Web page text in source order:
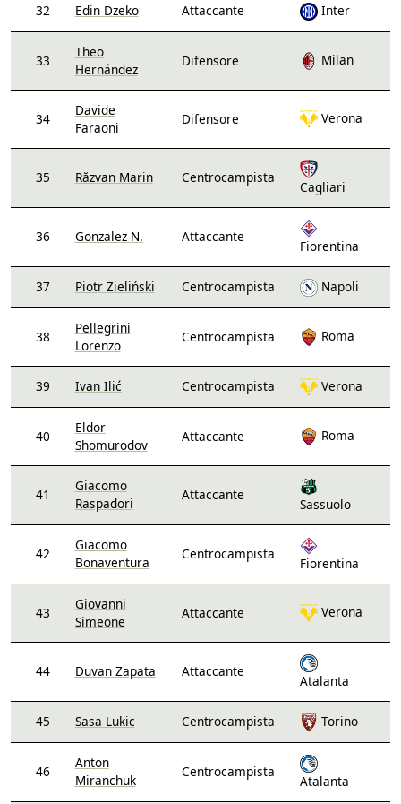
32 Edin Dzeko Attaccante Inter
33
Theo
Hernández
Difensore Milan
34
Davide
Faraoni
Difensore Verona
35 Răzvan Marin Centrocampista
Cagliari
36 Gonzalez N. Attaccante
Fiorentina
37 Piotr Zieliński Centrocampista Napoli
38
Pellegrini
Lorenzo
Centrocampista Roma
39 Ivan Ilić Centrocampista Verona
40
Eldor
Shomurodov
Attaccante Roma
41
Giacomo
Raspadori
Attaccante
Sassuolo
42
Giacomo
Bonaventura
Centrocampista
Fiorentina
43
Giovanni
Simeone
Attaccante Verona
44 Duvan Zapata Attaccante
Atalanta
45 Sasa Lukic Centrocampista Torino
46
Anton
Miranchuk
Centrocampista
Atalanta